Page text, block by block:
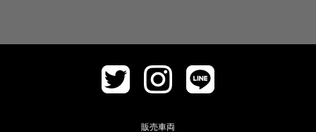
販売車両